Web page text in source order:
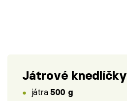
Játrové knedlíčky
játra500 g